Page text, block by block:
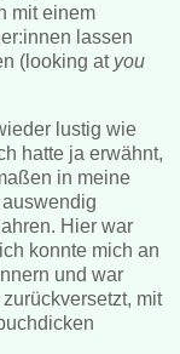
mit einem
lassen
(looking at you
lustig wie
hatte ja erwähnt,
in meine
Hier war
konnte mich an
und war
mit